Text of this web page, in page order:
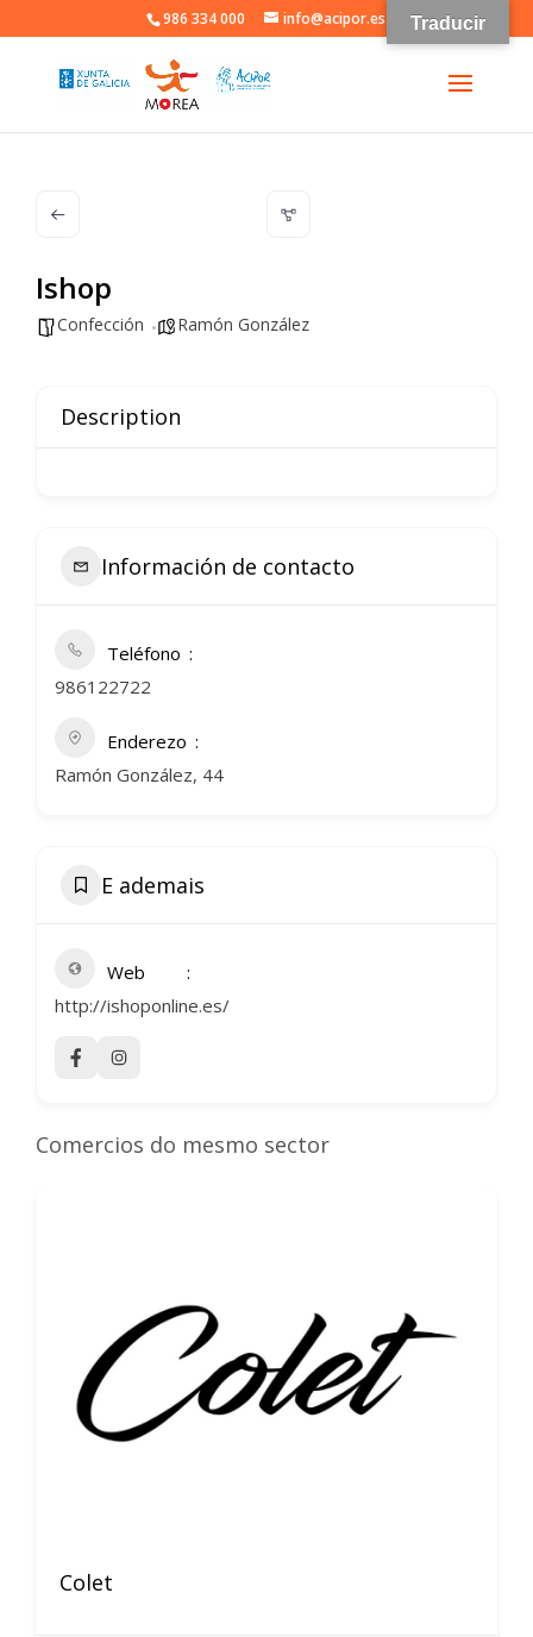
986 334 000 info@acipor.es
Ishop
Confección Ramón González
Description
Información de contacto
Teléfono
986122722
Enderezo
Ramón González, 44
E ademais
Web
http://ishoponline.es/
Comercios do mesmo sector
Colet
Traducir